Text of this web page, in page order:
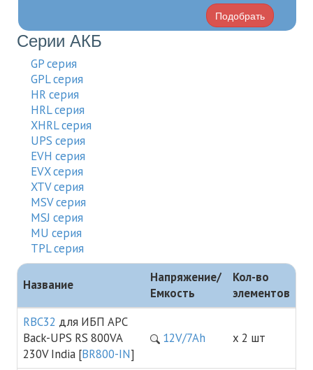
Подобрать
Серии АКБ
GP серия
GPL серия
HR серия
HRL серия
XHRL серия
UPS серия
EVH серия
EVX серия
XTV cерия
MSV серия
MSJ серия
MU серия
TPL серия
Название
Напряжение/
Емкость
Кол-во
элементов
RBC32 для ИБП APC
Back-UPS RS 800VA
230V India [BR800-IN]
12V/7Ah х 2 шт